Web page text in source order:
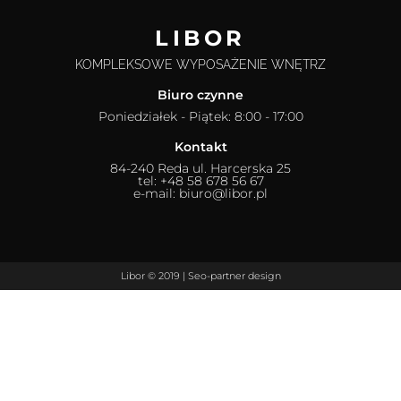
LIBOR
KOMPLEKSOWE WYPOSAŻENIE WNĘTRZ
Biuro czynne
Poniedziałek - Piątek: 8:00 - 17:00
Kontakt
84-240 Reda ul. Harcerska 25
tel: +48 58 678 56 67
e-mail: biuro@libor.pl
Libor © 2019 | Seo-partnerdesign